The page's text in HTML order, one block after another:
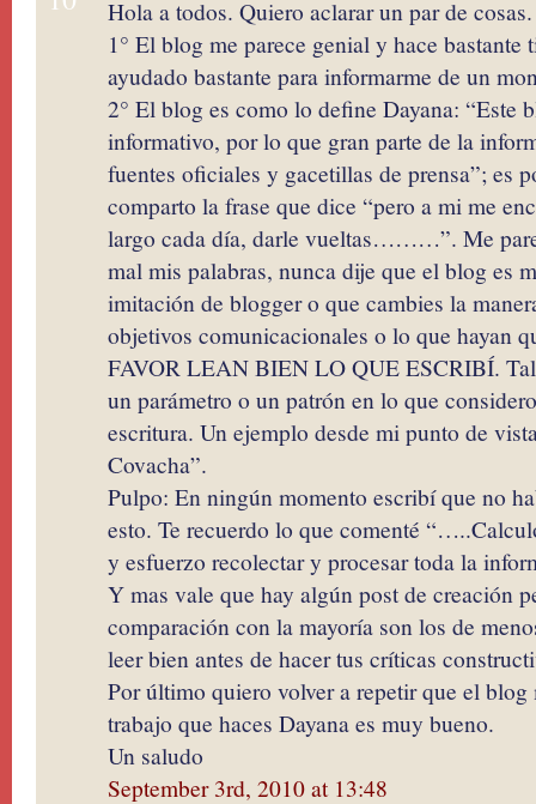
Hola a todos. Quiero aclarar un par de cosas.
1° El blog me parece genial y hace
ayudado bastante para informarme de un
2° El blog es como lo define Dayana: “Este
informativo, por lo que gran parte de la
fuentes oficiales y gacetillas de prensa”; es
comparto la frase que dice “pero a mi me
largo cada día, darle vueltas………”. Me
mal mis palabras, nunca dije que el blog es
imitación de blogger o que cambies la
objetivos comunicacionales o lo que hayan
FAVOR LEAN BIEN LO QUE ESCRIBÍ.
un parámetro o un patrón en lo que
escritura. Un ejemplo desde mi punto de
Covacha”.
Pulpo: En ningún momento escribí que no
esto. Te recuerdo lo que comenté
y esfuerzo recolectar y procesar toda la
Y mas vale que hay algún post de creación
comparación con la mayoría son los de
leer bien antes de hacer tus críticas
Por último quiero volver a repetir que el
trabajo que haces Dayana es muy bueno.
Un saludo
September 3rd, 2010 at 13:48